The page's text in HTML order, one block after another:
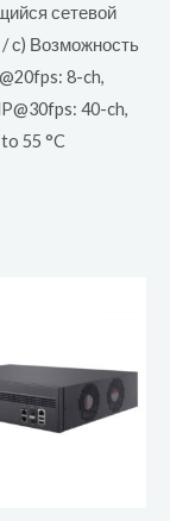
сетевой
с) Возможность
8-ch,
40-ch,
55 °C